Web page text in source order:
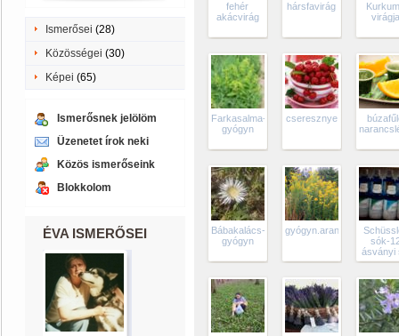
Ismerősei (28)
Közösségei (30)
Képei (65)
Ismerősnek jelölöm
Üzenetet írok neki
Közös ismerőseink
Blokkolom
ÉVA ISMERŐSEI
fehér
akácvirág
hársfavirág
virágja
Farkasalma-
gyógyn
cseresznye
Bábakalács-
gyógyn
gyógyn.aranyvessző
sók-
ásványi